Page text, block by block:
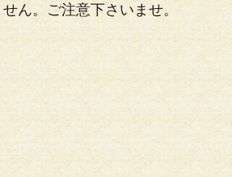
ん。ご注意下さいませ。